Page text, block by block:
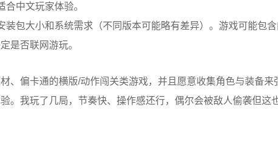
合中文玩家体验。
装包大小和系统需求（不同版本可能略有差异）。游戏可能包
是否联网游玩。
、偏卡通的横版/动作闯关类游戏，并且愿意收集角色与装备
。我玩了几局，节奏快、操作感还行，偶尔会被敌人偷袭但这